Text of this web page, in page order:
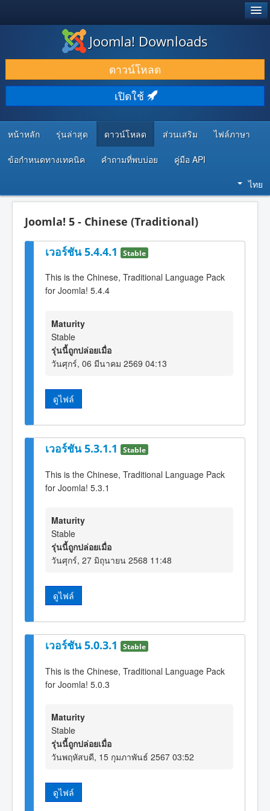
ดาวน์โหลด & ส่วนเสริม
ค้นคว้า & เรียนรู้
ชุมชน & สนับสนุน
ทรัพยากรสำหรับนักพัฒนา
Joomla! Downloads
ดาวน์โหลด
เปิดใช้
หน้าหลัก รุ่นล่าสุด ดาวน์โหลด ส่วนเสริม ไฟล์ภาษา
ข้อกำหนดทางเทคนิค คำถามที่พบบ่อย คู่มือ API
ไทย
Joomla! 5 - Chinese (Traditional)
เวอร์ชัน 5.4.4.1 Stable
This is the Chinese, Traditional Language Pack
for Joomla! 5.4.4
Maturity
Stable
รุ่นนี้ถูกปล่อยเมื่อ
วันศุกร์, 06 มีนาคม 2569 04:13
ดูไฟล์
เวอร์ชัน 5.3.1.1 Stable
This is the Chinese, Traditional Language Pack
for Joomla! 5.3.1
Maturity
Stable
รุ่นนี้ถูกปล่อยเมื่อ
วันศุกร์, 27 มิถุนายน 2568 11:48
ดูไฟล์
เวอร์ชัน 5.0.3.1 Stable
This is the Chinese, Traditional Language Pack
for Joomla! 5.0.3
Maturity
Stable
รุ่นนี้ถูกปล่อยเมื่อ
วันพฤหัสบดี, 15 กุมภาพันธ์ 2567 03:52
ดูไฟล์